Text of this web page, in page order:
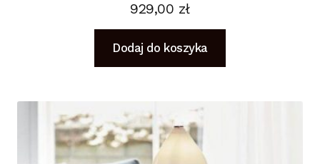
929,00 zł
Dodaj do koszyka